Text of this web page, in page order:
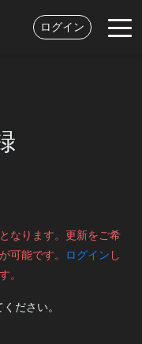
ログイン
なります。更新をご希
可能です。 ログイン し
。
ださい。